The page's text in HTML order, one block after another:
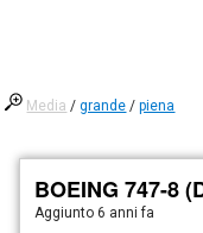
Media /grande /piena
BOEING 747-8
Aggiunto6 anni fa